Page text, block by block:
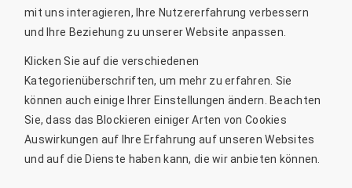
mit uns interagieren, Ihre Nutzererfahrung verbessern
und Ihre Beziehung zu unserer Website anpassen.
Klicken Sie auf die verschiedenen
Kategorienüberschriften, um mehr zu erfahren. Sie
können auch einige Ihrer Einstellungen ändern. Beachten
Sie, dass das Blockieren einiger Arten von Cookies
Auswirkungen auf Ihre Erfahrung auf unseren Websites
und auf die Dienste haben kann, die wir anbieten können.